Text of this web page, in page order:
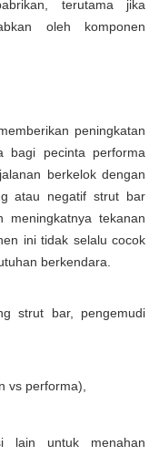
terutama jika
oleh komponen
peningkatan
bagi pecinta performa
berkelok dengan
atau negatif strut bar
meningkatnya tekanan
ini tidak selalu cocok
berkendara.
strut bar, pengemudi
vs performa),
lain untuk menahan